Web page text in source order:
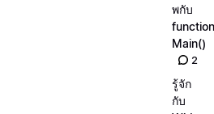
พกับ
function
Main()
2
รู้จัก
กับ